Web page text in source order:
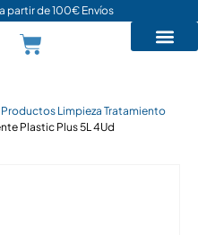
partir de 100€ Envíos
Productos Limpieza Tratamiento
Plastic Plus 5L 4Ud